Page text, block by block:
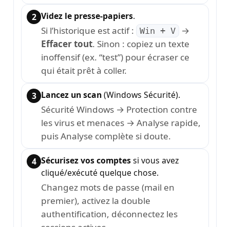
Videz le presse-papiers.
Si l’historique est actif : Win + V
→
Effacer tout. Sinon : copiez un texte
inoffensif (ex. “test”) pour écraser ce
qui était prêt à coller.
Lancez un scan(Windows Sécurité).
Sécurité Windows → Protection contre
les virus et menaces → Analyse rapide,
puis Analyse complète si doute.
Sécurisez vos comptessi vous avez
cliqué/exécuté quelque chose.
Changez mots de passe (mail en
premier), activez la double
authentification, déconnectez les